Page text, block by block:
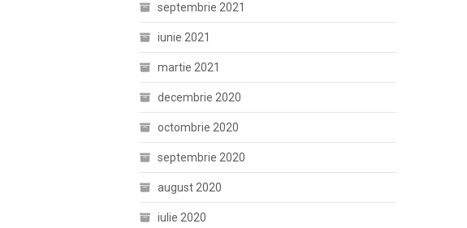
septembrie 2021
iunie 2021
martie 2021
decembrie 2020
octombrie 2020
septembrie 2020
august 2020
iulie 2020